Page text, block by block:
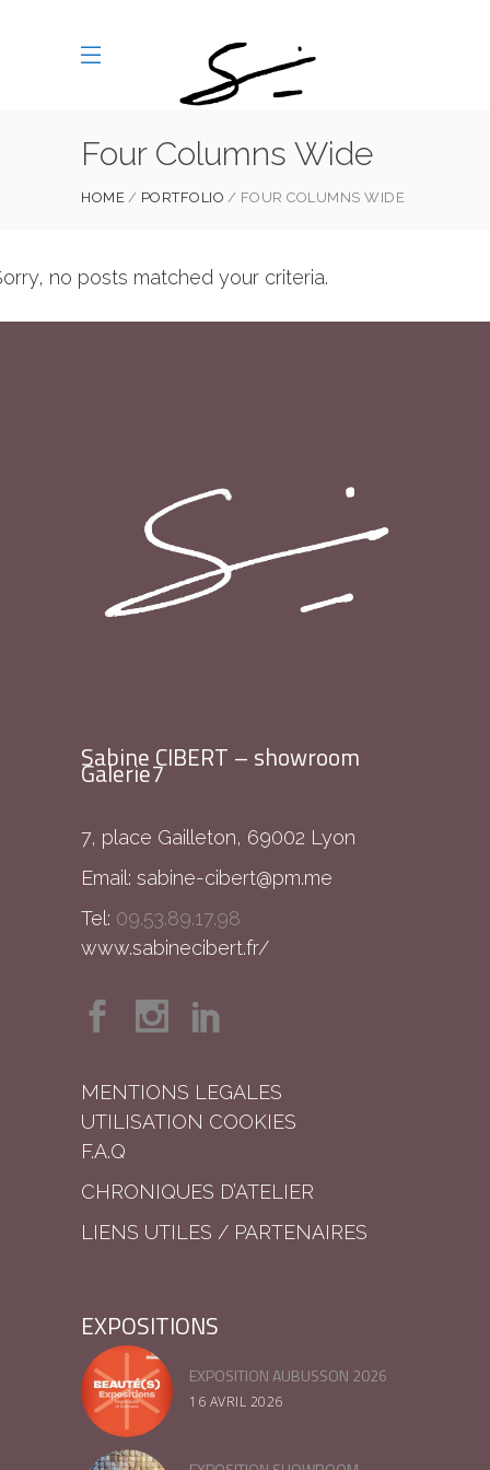
Four Columns Wide
HOME PORTFOLIO FOUR COLUMNS WIDE
no posts matched your criteria.
Sabine CIBERT – showroom
Galerie7
7, place Gailleton, 69002 Lyon
Email: sabine-cibert@pm.me
Tel: 09.53.89.17.98
www.sabinecibert.fr/
MENTIONS LEGALES
UTILISATION COOKIES
F.A.Q
CHRONIQUES D’ATELIER
LIENS UTILES / PARTENAIRES
EXPOSITIONS
EXPOSITION AUBUSSON 2026
16 AVRIL 2026